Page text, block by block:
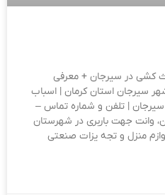
کشی در سیرجان + معرفی
سیرجان استان کرمان | اسباب
| تلفن و شماره تماس –
وانت جهت باربری در شهرستان
منزل و تجه یزات صنعتی